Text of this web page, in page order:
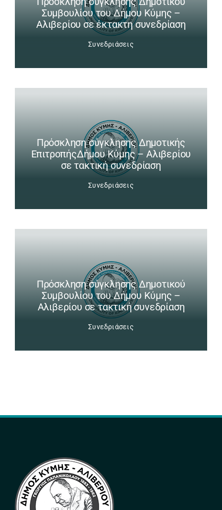
Συμβουλίου του Δήμου Κύμης –
Αλιβερίου σε έκτακτη συνεδρίαση
Συνεδριάσεις
Πρόσκληση σύγκλησης Δημοτικής
ΕπιτροπήςΔήμου Κύμης – Αλιβερίου
σε τακτική συνεδρίαση
Συνεδριάσεις
Πρόσκληση σύγκλησης Δημοτικού
Συμβουλίου του Δήμου Κύμης –
Αλιβερίου σε τακτική συνεδρίαση
Συνεδριάσεις